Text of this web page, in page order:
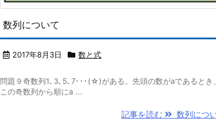
数列について
2017年8月3日 数と式
問題９奇数列1､3､5､7･･･(☆)がある。先頭の数がaであるとき、
この奇数列から順にa ...
記事を読む 数列につ